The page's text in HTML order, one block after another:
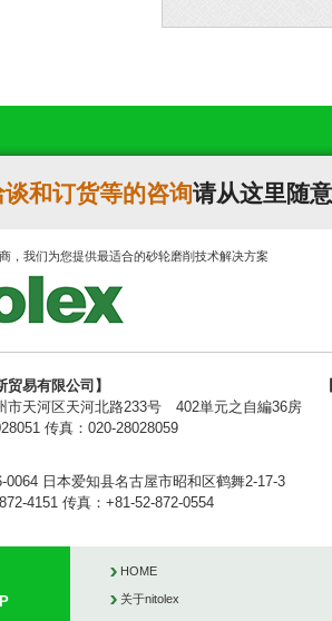
和订货等的咨询请从这里随
，我们为您提供最适合的砂轮磨削技术解决方案
贸易有限公司】
市天河区天河北路233号 402単元之自編36房
传真：020-28028059
0064 日本爱知县名古屋市昭和区鹤舞2-17-3
4151 传真：+81-52-872-0554
HOME
关于nitolex